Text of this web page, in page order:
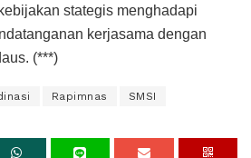
stategis menghadapi
kerjasama dengan
(***)
Rapimnas SMSI